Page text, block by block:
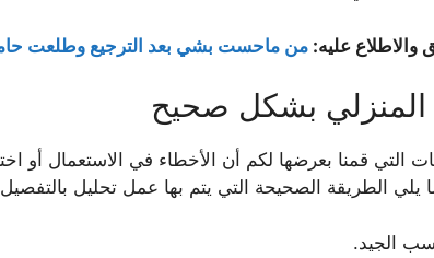
عليه: من ماحست بشي بعد الترجيع وطلعت
المنزلي بشكل صحيح
التي قمنا بعرضها لكم أن الأخطاء في الاستعمال أو
الطريقة الصحيحة التي يتم بها عمل تحليل
الجيد.